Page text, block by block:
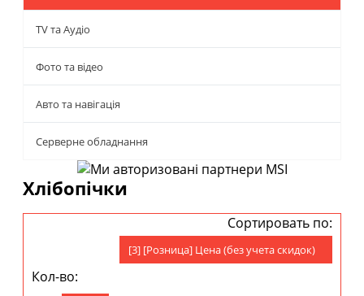
TV та Аудіо
Фото та відео
Авто та навігація
Серверне обладнання
Хлібопічки
Сортировать по:
[3] [Розница] Цена (без учета скидок)
Кол-во: